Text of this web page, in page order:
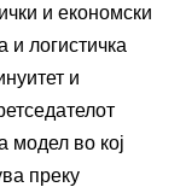
и економски
и логистичка
и
модел во кој
преку